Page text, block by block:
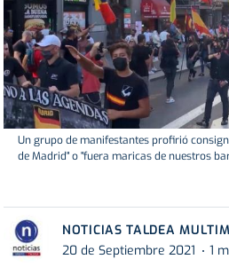
Un grupo de manifestantes profirió
de Madrid" o "fuera maricas de nuestros
NOTICIAS TALDEA
20 de Septiembre 2021
1